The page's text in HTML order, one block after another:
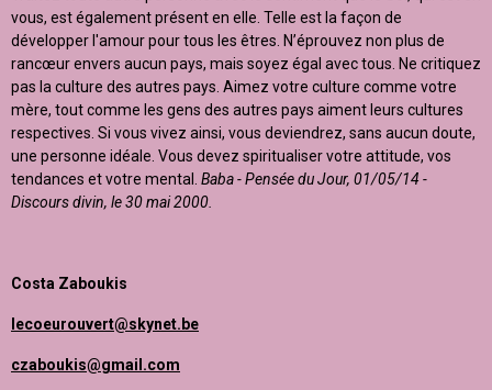
vous, est également présent en elle. Telle est la façon de
développer l'amour pour tous les êtres. N’éprouvez non plus de
rancœur envers aucun pays, mais soyez égal avec tous. Ne critiquez
pas la culture des autres pays. Aimez votre culture comme votre
mère, tout comme les gens des autres pays aiment leurs cultures
respectives. Si vous vivez ainsi, vous deviendrez, sans aucun doute,
une personne idéale. Vous devez spiritualiser votre attitude, vos
tendances et votre mental. Baba - Pensée du Jour, 01/05/14 -
Discours divin, le 30 mai 2000.
Costa Zaboukis
lecoeurouvert@skynet.be
czaboukis@gmail.com